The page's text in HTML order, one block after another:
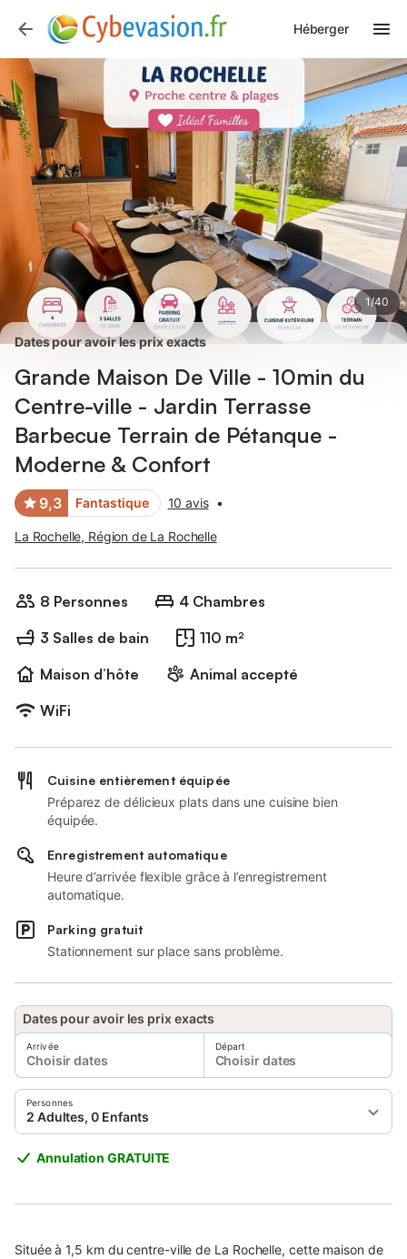
Héberger
1/40
Photos Équipements Avis des voyageurs
Dates pour avoir les prix exacts
Grande Maison De Ville - 10min du
Centre-ville - Jardin Terrasse
Barbecue Terrain de Pétanque -
Moderne & Confort
9,3 Fantastique 10 avis •
La Rochelle, Région de La Rochelle
8 Personnes
4 Chambres
3 Salles de bain
110 m²
Maison d’hôte
Animal accepté
WiFi
Cuisine entièrement équipée
Préparez de délicieux plats dans une cuisine bien
équipée.
Enregistrement automatique
Heure d’arrivée flexible grâce à l’enregistrement
automatique.
Parking gratuit
Stationnement sur place sans problème.
Dates pour avoir les prix exacts
Arrivée
Choisir dates
Départ
Choisir dates
Personnes
2 Adultes, 0 Enfants
Annulation GRATUITE
Située à 1,5 km du centre-ville de La Rochelle, cette maison de